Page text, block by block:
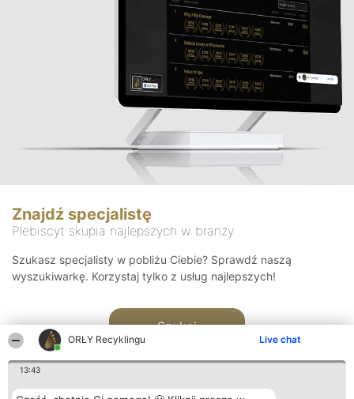
ORŁY Recyklingu Live chat
13:43
Znajdź specjalistę
Plebiscyt skupia najlepszych w branży
Szukasz specjalisty w pobliżu Ciebie? Sprawdź naszą
wyszukiwarkę. Korzystaj tylko z usług najlepszych!
Szukaj